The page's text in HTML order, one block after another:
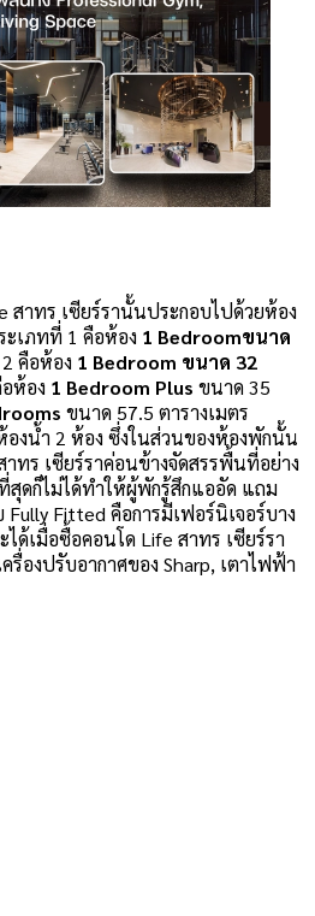
สาทร เซียร์รานั้นประกอบไปด้วยห้อง
เภทที่ 1 คือห้อง 1 Bedroomขนาด
คือห้อง 1 Bedroom ขนาด 32
ห้อง 1 Bedroom Plus ขนาด 35
ขนาด 57.5 ตารางเมตร
งน้ำ 2 ห้อง ซึ่งในส่วนของห้องพักนั้น
ทร เซียร์ราค่อนข้างจัดสรรพื้นที่อย่าง
สุดก็ไม่ได้ทำให้ผู้พักรู้สึกแออัด แถม
Fully Fitted คือการมีเฟอร์นิเจอร์บาง
ด้เมื่อซื้อคอนโด Life สาทร เซียร์รา
องปรับอากาศของ Sharp, เตาไฟฟ้า